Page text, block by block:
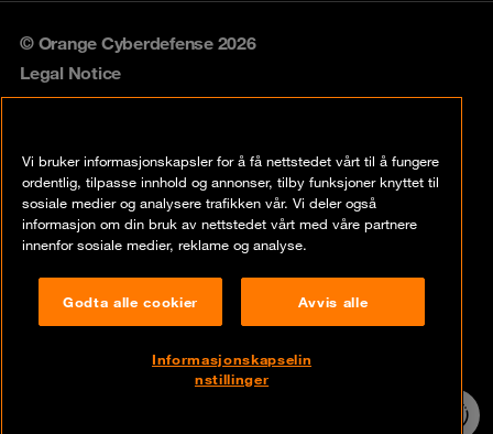
© Orange Cyberdefense 2026
Legal Notice
Vulnerability policy
Cookie policy
Disclaimer
Vi bruker informasjonskapsler for å få nettstedet vårt til å fungere
ordentlig, tilpasse innhold og annonser, tilby funksjoner knyttet til
sosiale medier og analysere trafikken vår. Vi deler også
informasjon om din bruk av nettstedet vårt med våre partnere
innenfor sosiale medier, reklame og analyse.
Godta alle cookier Avvis alle
Informasjonskapselin
nstillinger